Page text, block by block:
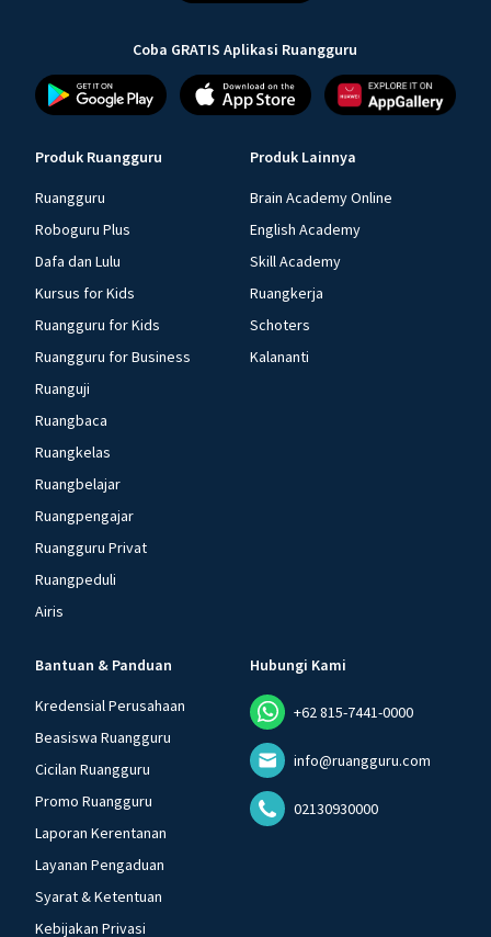
Coba GRATIS Aplikasi Ruangguru
Produk Ruangguru
Ruangguru
Roboguru Plus
Dafa dan Lulu
Kursus for Kids
Ruangguru for Kids
Ruangguru for Business
Ruanguji
Ruangbaca
Ruangkelas
Ruangbelajar
Ruangpengajar
Ruangguru Privat
Ruangpeduli
Airis
Produk Lainnya
Brain Academy Online
English Academy
Skill Academy
Ruangkerja
Schoters
Kalananti
Bantuan & Panduan
Kredensial Perusahaan
Beasiswa Ruangguru
Cicilan Ruangguru
Promo Ruangguru
Laporan Kerentanan
Layanan Pengaduan
Syarat & Ketentuan
Kebijakan Privasi
Hubungi Kami
+62 815-7441-0000
info@ruangguru.com
02130930000